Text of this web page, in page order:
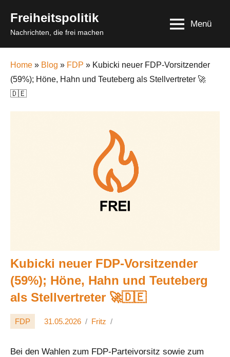
content
Freiheitspolitik
Nachrichten, die frei machen
Menü
Home » Blog » FDP » Kubicki neuer FDP-Vorsitzender
(59%); Höne, Hahn und Teuteberg als Stellvertreter 🚀
🇩🇪
Kubicki neuer FDP-Vorsitzender
(59%); Höne, Hahn und Teuteberg
als Stellvertreter 🚀🇩🇪
FDP 31.05.2026 Fritz
Bei den Wahlen zum FDP-Parteivorsitz sowie zum